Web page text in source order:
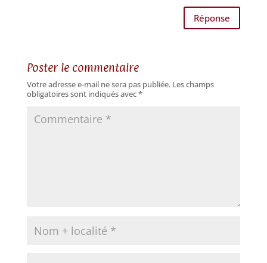
Réponse
Poster le commentaire
Votre adresse e-mail ne sera pas publiée. Les champs
obligatoires sont indiqués avec*